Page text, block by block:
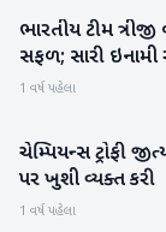
રમતગમત
ભારતીય ટીમ
સફળ; સારી
1 વર્ષ પહેલા
રમતગમત
ચેમ્પિયન્સ ટ્રોફી
પર ખુશી વ્યક્ત કરી
1 વર્ષ પહેલા